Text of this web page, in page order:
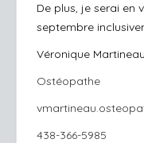
De plus, je serai en
septembre
Véronique
Ostéopathe
438-366-5985